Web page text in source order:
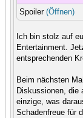
Spoiler (Öffnen)
Ich bin stolz auf
Entertainment.
entsprechenden
Beim nächsten
Diskussionen, die
einzige, was
Schadenfreue für